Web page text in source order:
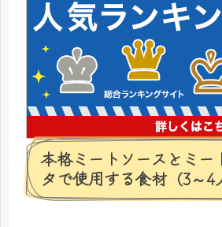
本格ミートソースとミー
タで使用する食材（3～4